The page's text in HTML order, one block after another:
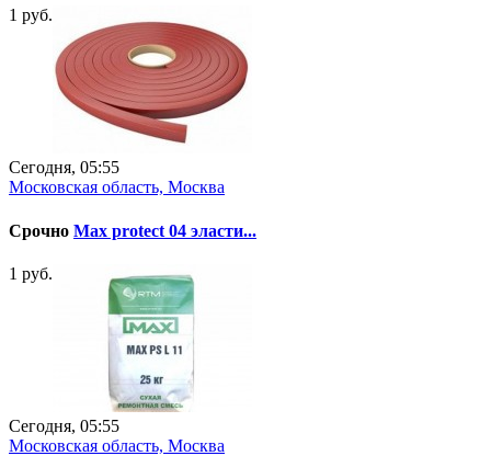
1 руб.
Сегодня, 05:55
Московская область, Москва
Срочно Max protect 04 эласти...
1 руб.
Сегодня, 05:55
Московская область, Москва